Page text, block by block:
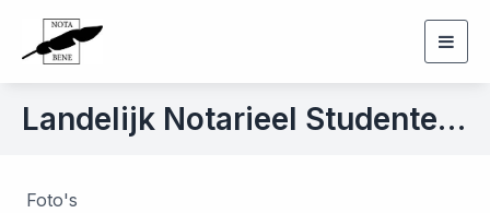
Landelijk Notarieel Studenten Hockeytoernooi Groningen d.d. 11 mei 2022
Foto's